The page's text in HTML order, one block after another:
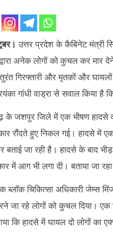
के मंत्री का भूपेश
गंभीर आरोप
शेयर बाजार की
चढ़ा; डिफेंस शेयरों में
October
15,
2021
उत्तर प्रदेश के कैबिनेट मंत्री
अनेक लोगों को कुचल कर
गिरफ्तारी और मृतकों और
गांधी वाड्रा से सवाल किया
के जशपुर जिले में एक भीषण हादसे
रौंदते हुए निकल गई। हादसे में
बताई जा रही है। हादसे के बाद
में आग भी लगा दी। बताया जा
ब्लॉक चिकित्सा अधिकारी जेम्स
जा रहे लोगों को कुचल दिया।
कि हादसे में घायल दो लोगों